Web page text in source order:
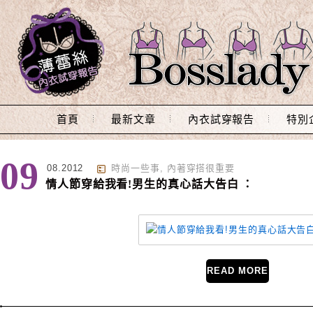
Main Menu
首頁 最新文章 內衣試穿報告 特別
09 08.2012 時尚一些事, 內著穿搭很重要
情人節穿給我看!男生的真心話大告白 ：
READ MORE